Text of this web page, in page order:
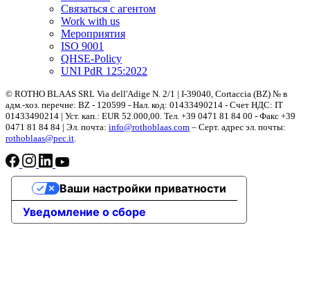
Связаться с агентом
Work with us
Мероприятия
ISO 9001
QHSE-Policy
UNI PdR 125:2022
© ROTHO BLAAS SRL Via dell'Adige N. 2/1 | I-39040, Cortaccia (BZ) № в
адм.-хоз. перечне: BZ - 120599 - Нал. код: 01433490214 - Счет НДС: IT
01433490214 | Уст. кап.: EUR 52.000,00. Teл. +39 0471 81 84 00 - Факс +39
0471 81 84 84 | Эл. почта: info@rothoblaas.com – Серт. адрес эл. почты:
rothoblaas@pec.it.
Уведомление о сборе
Ваши настройки приватности